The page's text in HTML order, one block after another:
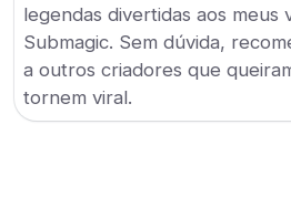
legendas divertidas aos meus
Submagic. Sem dúvida,
a outros criadores que
tornem viral.